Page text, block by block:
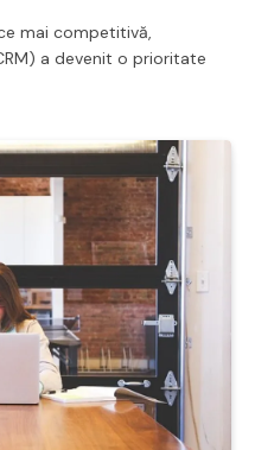
mai competitivă,
a devenit o prioritate